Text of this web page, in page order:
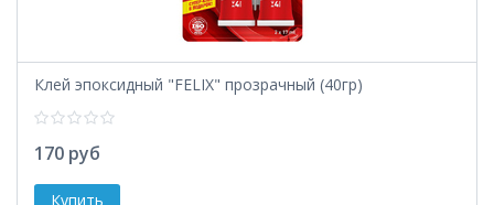
Клей эпоксидный "FELIX" прозрачный (40гр)
170 руб